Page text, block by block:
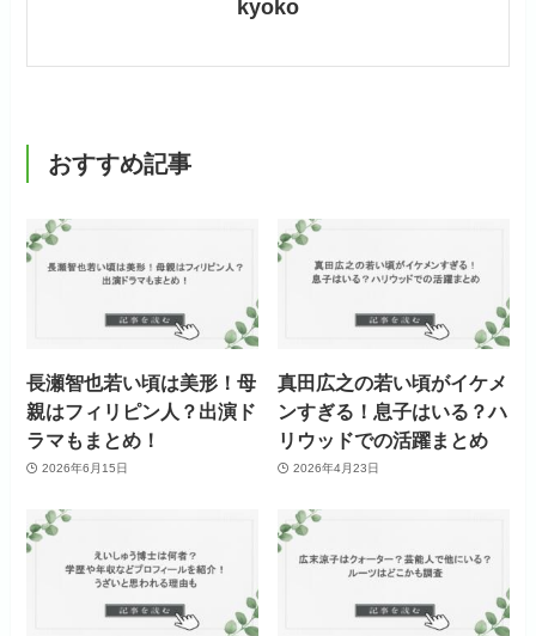
kyoko
おすすめ記事
長瀬智也若い頃は美形！母
親はフィリピン人？出演ド
ラマもまとめ！
2026年6月15日
真田広之の若い頃がイケメ
ンすぎる！息子はいる？ハ
リウッドでの活躍まとめ
2026年4月23日